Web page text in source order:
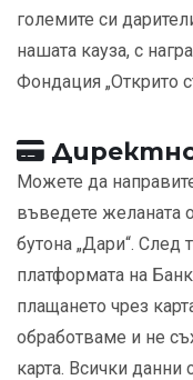
големите си
нашата кауза, с
Фондация „Открито
Можете да
въведете желаната
бутона „Дари“.
платформата на
плащането чрез
обработваме и не
карта. Всички данни